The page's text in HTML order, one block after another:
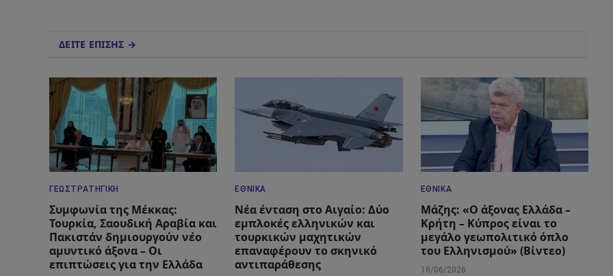
ΔΕΙΤΕ ΕΠΙΣΗΣ →
ΓΕΩΣΤΡΑΤΗΓΙΚΉ
Συμφωνία της Μέκκας:
Τουρκία, Σαουδική Αραβία και
Πακιστάν δημιουργούν νέο
αμυντικό άξονα – Οι
επιπτώσεις για την Ελλάδα
ΕΘΝΙΚΆ
Νέα ένταση στο Αιγαίο: Δύο
εμπλοκές ελληνικών και
τουρκικών μαχητικών
επαναφέρουν το σκηνικό
αντιπαράθεσης
ΕΘΝΙΚΆ
Μάζης: «Ο άξονας Ελλάδα –
Κρήτη – Κύπρος είναι το
μεγάλο γεωπολιτικό όπλο
του Ελληνισμού» (Βίντεο)
18/06/2026